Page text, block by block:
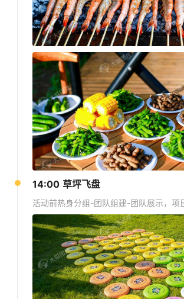
14:00 草坪飞盘
活动前热身分组-团队组建-团队展示，项